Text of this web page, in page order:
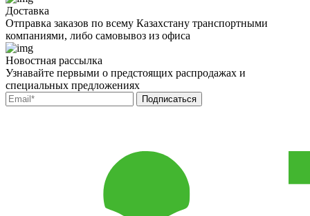
Доставка
Отправка заказов по всему Казахстану транспортными
компаниями, либо самовывоз из офиса
Новостная рассылка
Узнавайте первыми о предстоящих распродажах и
специальных предложениях